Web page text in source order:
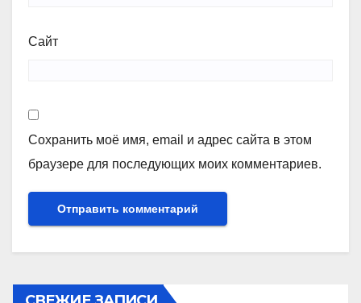
Сайт
Сохранить моё имя, email и адрес сайта в этом
браузере для последующих моих комментариев.